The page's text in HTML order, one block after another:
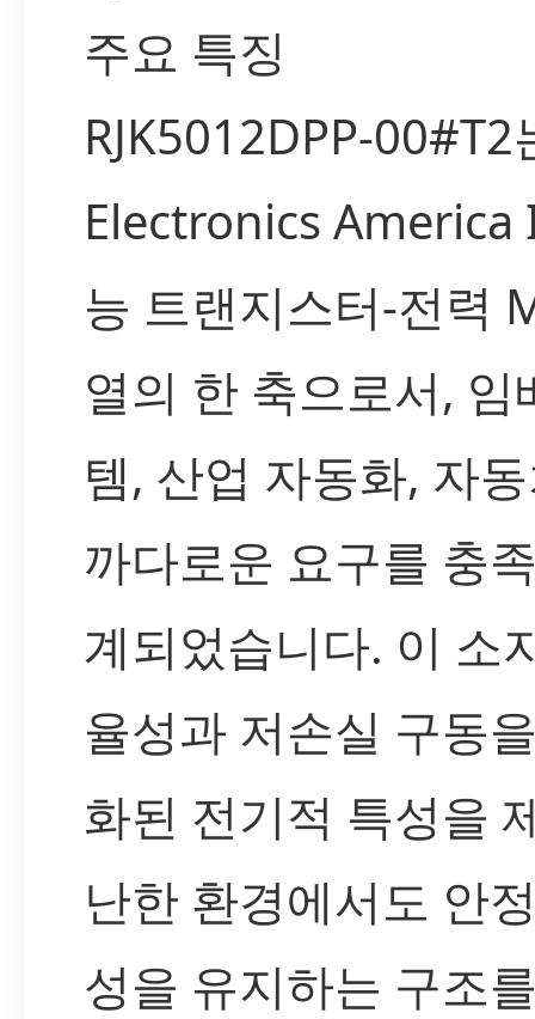
주요 특징
RJK5012DPP-00#T2
Electronics America
능 트랜지스터-전력
열의 한 축으로서, 임
템, 산업 자동화, 자
까다로운 요구를 충
계되었습니다. 이 소
율성과 저손실 구동
화된 전기적 특성을
난한 환경에서도 안
성을 유지하는 구조